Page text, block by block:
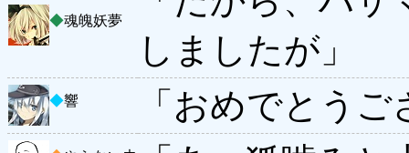
◆魂魄妖夢
しましたが」
◆響 「おめでとう